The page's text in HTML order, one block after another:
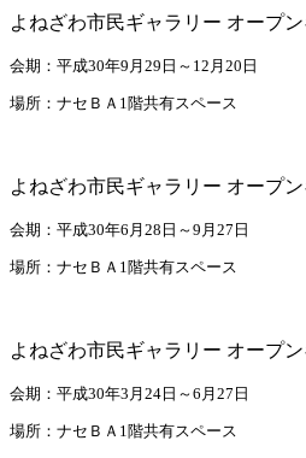
よねざわ市民ギャラリー オープ
会期：平成30年9月29日～12月20日
場所：ナセＢＡ1階共有スペース
よねざわ市民ギャラリー オープ
会期：平成30年6月28日～9月27日
場所：ナセＢＡ1階共有スペース
よねざわ市民ギャラリー オープ
会期：平成30年3月24日～6月27日
場所：ナセＢＡ1階共有スペース